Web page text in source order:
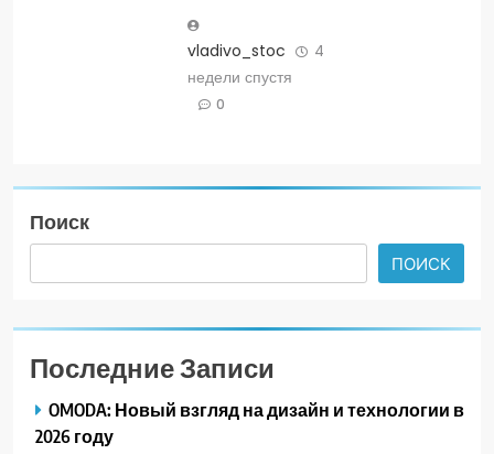
vladivo_stoc
4
недели спустя
0
Поиск
ПОИСК
Последние Записи
OMODA: Новый взгляд на дизайн и технологии в
2026 году